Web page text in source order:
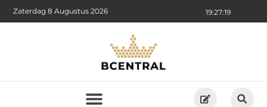
19:27:21
Zaterdag 8 Augustus 2026